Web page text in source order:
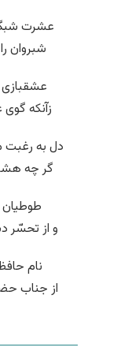
عشرت
شبروان
عشقبازی
زآنکه
دل به
گر چه
طوطیان
و از
نام
از جناب